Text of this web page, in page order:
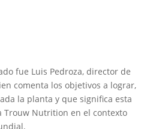
fue Luis Pedroza, director de
comenta los objetivos a lograr,
la planta y que significa esta
Trouw Nutrition en el contexto